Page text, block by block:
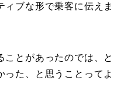
ブな形で乗客に伝えま
ことがあったのでは、と
った、と思うことってよ